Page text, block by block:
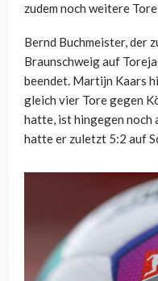
zudem noch weitere
Bernd Buchmeister, der
Braunschweig auf
beendet. Martijn Kaars
gleich vier Tore gegen
hatte, ist hingegen noch
hatte er zuletzt 5:2 auf